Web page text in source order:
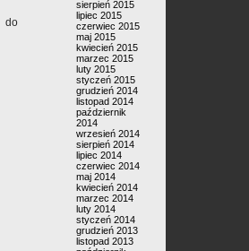
do
sierpień 2015
lipiec 2015
czerwiec 2015
maj 2015
kwiecień 2015
marzec 2015
luty 2015
styczeń 2015
grudzień 2014
listopad 2014
październik
2014
wrzesień 2014
sierpień 2014
lipiec 2014
czerwiec 2014
maj 2014
kwiecień 2014
marzec 2014
luty 2014
styczeń 2014
grudzień 2013
listopad 2013